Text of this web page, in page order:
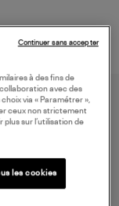
à des fins de
avec des
via « Paramétrer »,
ceux non strictement
plus sur l’utilisation de
les cookies
Continuer sans accepter